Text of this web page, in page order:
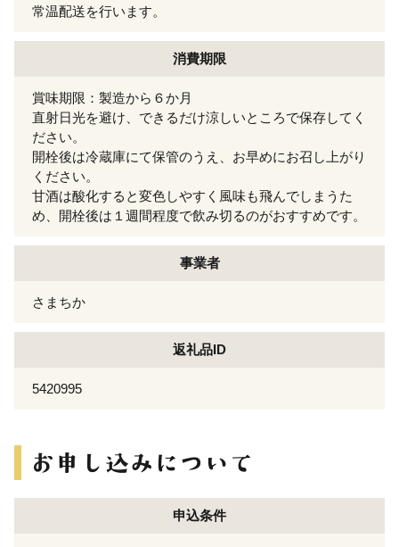
常温配送を行います。
消費期限
賞味期限：製造から６か月
直射日光を避け、できるだけ涼しいところで保存してく
ださい。
開栓後は冷蔵庫にて保管のうえ、お早めにお召し上がり
ください。
甘酒は酸化すると変色しやすく風味も飛んでしまうた
め、開栓後は１週間程度で飲み切るのがおすすめです。
事業者
さまちか
返礼品ID
5420995
申込条件